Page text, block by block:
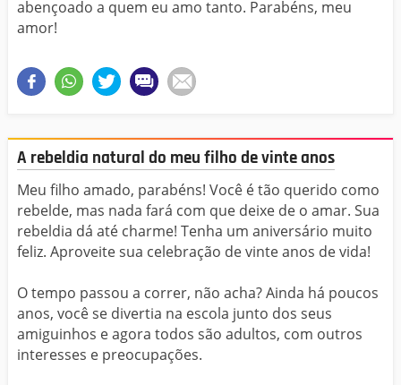
abençoado a quem eu amo tanto. Parabéns, meu
amor!
A rebeldia natural do meu filho de vinte anos
Meu filho amado, parabéns! Você é tão querido como
rebelde, mas nada fará com que deixe de o amar. Sua
rebeldia dá até charme! Tenha um aniversário muito
feliz. Aproveite sua celebração de vinte anos de vida!
O tempo passou a correr, não acha? Ainda há poucos
anos, você se divertia na escola junto dos seus
amiguinhos e agora todos são adultos, com outros
interesses e preocupações.